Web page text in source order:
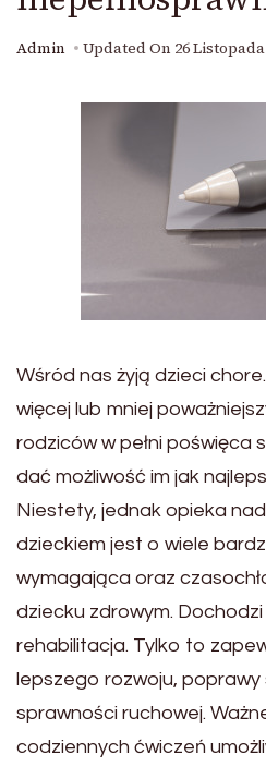
Admin Updated On 26 Listopada
Wśród nas żyją dzieci
więcej lub mniej
rodziców w pełni poświęca
dać możliwość im jak
Niestety, jednak opieka
dzieckiem jest o wiele
wymagająca oraz
dziecku zdrowym.
rehabilitacja. Tylko to
lepszego rozwoju,
sprawności ruchowej.
codziennych ćwiczeń